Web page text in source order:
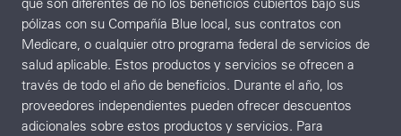
pólizas con su Compañía Blue local, sus contratos con
Medicare, o cualquier otro programa federal de servicios de
salud aplicable. Estos productos y servicios se ofrecen a
través de todo el año de beneficios. Durante el año, los
proveedores independientes pueden ofrecer descuentos
adicionales sobre estos productos y servicios. Para